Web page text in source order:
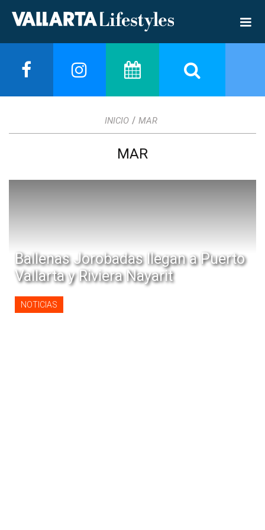
INICIO / MAR
MAR
Ballenas Jorobadas llegan a Puerto
Vallarta y Riviera Nayarit
NOTICIAS